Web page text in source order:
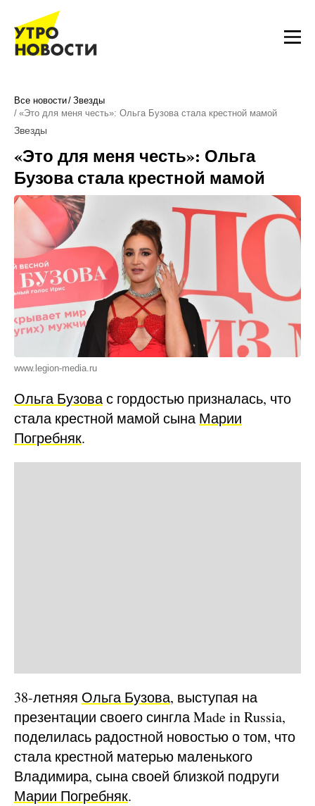
Все новости Звезды
«Это для меня честь»: Ольга Бузова стала крестной мамой
Звезды
«Это для меня честь»: Ольга
Бузова стала крестной мамой
www.legion-media.ru
Ольга Бузовас гордостью призналась, что
стала крестной мамой сынаМарии
Погребняк.
38-летняя Ольга Бузова, выступая на
презентации своего сингла Made in Russia,
поделилась радостной новостью о том, что
стала крестной матерью маленького
Владимира, сына своей близкой подруги
Марии Погребняк.